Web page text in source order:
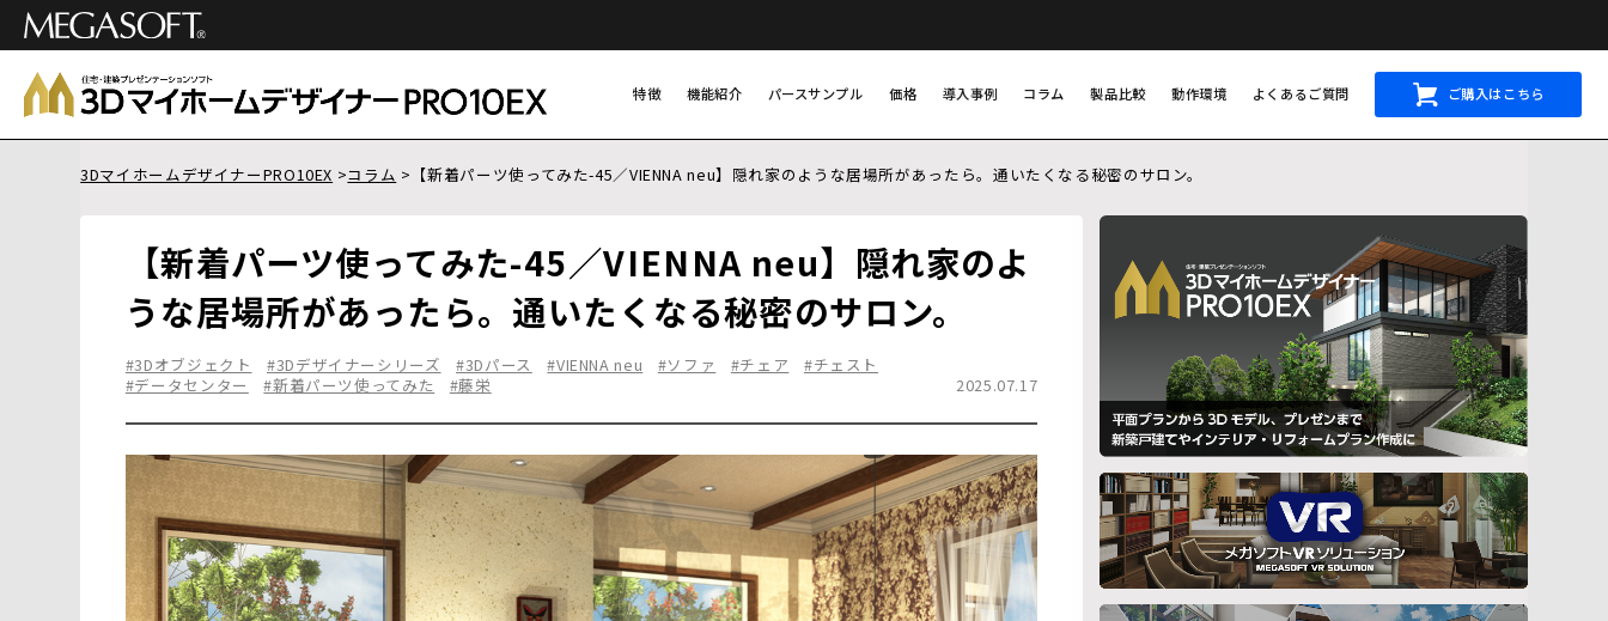
特徴 機能紹介 パースサンプル 価格 導入事例 コラム 製品比較 動作環境 よくあるご質問 ご購入はこちら
3DマイホームデザイナーPRO10EX コラム 【新着パーツ使ってみた-45／VIENNA neu】隠れ家のような居場所があったら。通いたくなる秘密のサロン。
【新着パーツ使ってみた-45／VIENNA neu】隠れ家のよ
うな居場所があったら。通いたくなる秘密のサロン。
#3Dオブジェクト #3Dデザイナーシリーズ #3Dパース #VIENNA neu #ソファ #チェア
#チェスト
#データセンター
#新着パーツ使ってみた #藤栄 2025.07.17